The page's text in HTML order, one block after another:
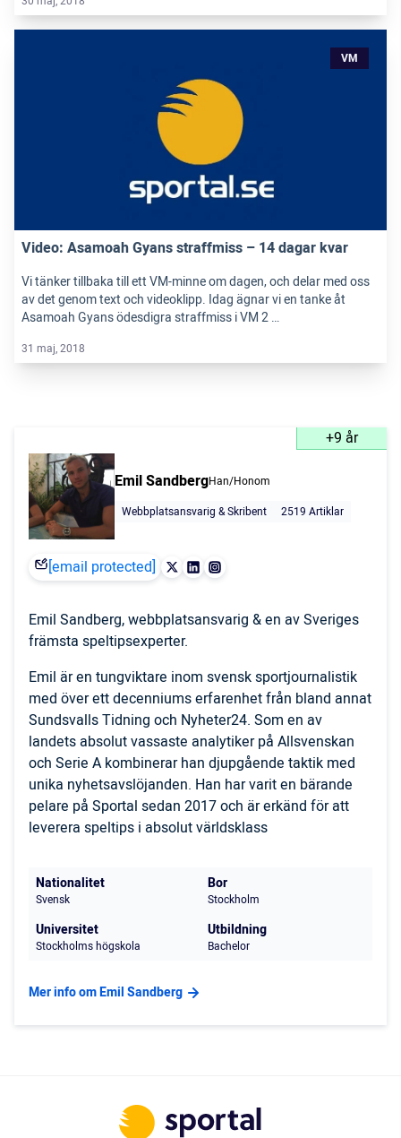
VM
Video: Asamoah Gyans straffmiss – 14 dagar kvar
Vi tänker tillbaka till ett VM-minne om dagen, och delar med oss
av det genom text och videoklipp. Idag ägnar vi en tanke åt
Asamoah Gyans ödesdigra straffmiss i VM 2 …
31 maj, 2018
+9 år
Emil SandbergHan/Honom
Webbplatsansvarig & Skribent
2519 Artiklar
[email protected]
Emil Sandberg, webbplatsansvarig & en av Sveriges
främsta speltipsexperter.
Emil är en tungviktare inom svensk sportjournalistik
med över ett decenniums erfarenhet från bland annat
Sundsvalls Tidning och Nyheter24. Som en av
landets absolut vassaste analytiker på Allsvenskan
och Serie A kombinerar han djupgående taktik med
unika nyhetsavslöjanden. Han har varit en bärande
pelare på Sportal sedan 2017 och är erkänd för att
leverera speltips i absolut världsklass
Nationalitet
Svensk
Bor
Stockholm
Universitet
Stockholms högskola
Utbildning
Bachelor
Mer info om Emil Sandberg